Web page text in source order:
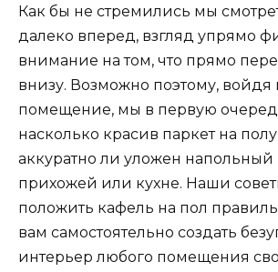
Как бы не стремились мы
далеко вперед, взгляд упрямо
внимание на том, что прямо
внизу. Возможно поэтому, войдя
помещение, мы в первую
насколько красив паркет на
аккуратно ли уложен напольный
прихожей или кухне. Наши
положить кафель на пол
вам самостоятельно создать
интерьер любого помещения